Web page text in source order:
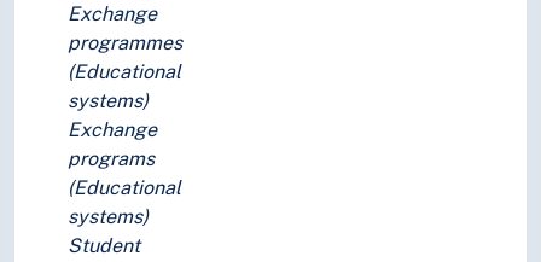
Exchange
programmes
(Educational
systems)
Exchange
programs
(Educational
systems)
Student